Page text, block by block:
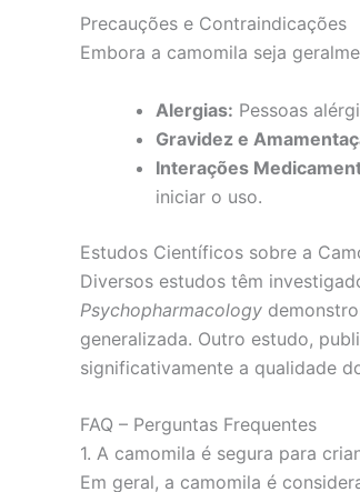
Precauções e Contraindicações
Embora a camomila seja
Alergias: Pessoas
Gravidez e
Interações
iniciar o uso.
Estudos Científicos sobre a
Diversos estudos têm
Psychopharmacology
generalizada. Outro estudo,
significativamente a qualidade
FAQ – Perguntas Frequentes
1. A camomila é segura para
Em geral, a camomila é